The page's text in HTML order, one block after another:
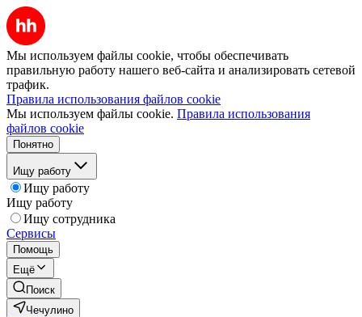
Мы используем файлы cookie, чтобы обеспечивать
правильную работу нашего веб-сайта и анализировать сетевой
трафик.
Правила использования файлов cookie
Мы используем файлы cookie. Правила использования
файлов cookie
Понятно
Ищу работу
Ищу работу
Ищу работу
Ищу сотрудника
Сервисы
Помощь
Ещё
Поиск
Чечулино